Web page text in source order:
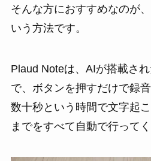
そんな方におすすめなのが
いう方法です。
Plaud Noteは、AIが搭載さ
で、ボタンを押すだけで録
数十秒という時間で文字起
までをすべて自動で行って